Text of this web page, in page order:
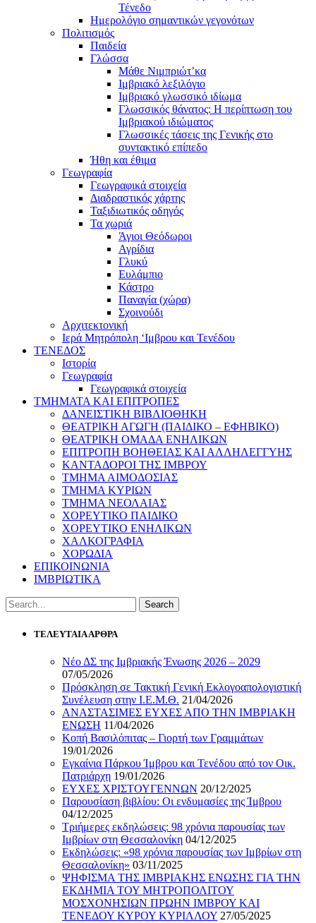
Τένεδο
Ημερολόγιο σημαντικών γεγονότων
Πολιτισμός
Παιδεία
Γλώσσα
Μάθε Νιμπριώτ’κα
Ιμβριακό λεξιλόγιο
Ιμβριακό γλωσσικό ιδίωμα
Γλωσσικός θάνατος: Η περίπτωση του
Ιμβριακού ιδιώματος
Γλωσσικές τάσεις της Γενικής στο
συντακτικό επίπεδο
Ήθη και έθιμα
Γεωγραφία
Γεωγραφικά στοιχεία
Διαδραστικός χάρτης
Ταξιδιωτικός οδηγός
Τα χωριά
Άγιοι Θεόδωροι
Αγρίδια
Γλυκύ
Ευλάμπιο
Κάστρο
Παναγία (χώρα)
Σχοινούδι
Αρχιτεκτονική
Ιερά Μητρόπολη ‘Ιμβρου και Τενέδου
ΤΕΝΕΔΟΣ
Ιστορία
Γεωγραφία
Γεωγραφικά στοιχεία
ΤΜΗΜΑΤΑ ΚΑΙ ΕΠΙΤΡΟΠΕΣ
ΔΑΝΕΙΣΤΙΚΗ ΒΙΒΛΙΟΘΗΚΗ
ΘΕΑΤΡΙΚΗ ΑΓΩΓΗ (ΠΑΙΔΙΚΟ – ΕΦΗΒΙΚΟ)
ΘΕΑΤΡΙΚΗ ΟΜΑΔΑ ΕΝΗΛΙΚΩΝ
ΕΠΙΤΡΟΠΗ ΒΟΗΘΕΙΑΣ ΚΑΙ ΑΛΛΗΛΕΓΓΥΗΣ
ΚΑΝΤΑΔΟΡΟΙ ΤΗΣ ΙΜΒΡΟΥ
ΤΜΗΜΑ ΑΙΜΟΔΟΣΙΑΣ
ΤΜΗΜΑ ΚΥΡΙΩΝ
ΤΜΗΜΑ ΝΕΟΛΑΙΑΣ
ΧΟΡΕΥΤΙΚΟ ΠΑΙΔΙΚΟ
ΧΟΡΕΥΤΙΚΟ ΕΝΗΛΙΚΩΝ
ΧΑΛΚΟΓΡΑΦΙΑ
ΧΟΡΩΔΙΑ
ΕΠΙΚΟΙΝΩΝΙΑ
ΙΜΒΡΙΩΤΙΚΑ
ΤΕΛΕΥΤΑΙΑ ΑΡΘΡΑ
Νέο ΔΣ της Ιμβριακής Ένωσης 2026 – 2029
07/05/2026
Πρόσκληση σε Τακτική Γενική Εκλογοαπολογιστική
Συνέλευση στην Ι.Ε.Μ.Θ. 21/04/2026
ΑΝΑΣΤΑΣΙΜΕΣ ΕΥΧΕΣ ΑΠΟ ΤΗΝ ΙΜΒΡΙΑΚΗ
ΕΝΩΣΗ 11/04/2026
Κοπή Βασιλόπιτας – Γιορτή των Γραμμάτων
19/01/2026
Εγκαίνια Πάρκου Ίμβρου και Τενέδου από τον Οικ.
Πατριάρχη 19/01/2026
ΕΥΧΕΣ ΧΡΙΣΤΟΥΓΕΝΝΩΝ 20/12/2025
Παρουσίαση βιβλίου: Οι ενδυμασίες της Ίμβρου
04/12/2025
Τριήμερες εκδηλώσεις: 98 χρόνια παρουσίας των
Ιμβρίων στη Θεσσαλονίκη 04/12/2025
Εκδηλώσεις: «98 χρόνια παρουσίας των Ιμβρίων στη
Θεσσαλονίκη» 03/11/2025
ΨΗΦΙΣΜΑ ΤΗΣ ΙΜΒΡΙΑΚΗΣ ΕΝΩΣΗΣ ΓΙΑ ΤΗΝ
ΕΚΔΗΜΙΑ ΤΟΥ ΜΗΤΡΟΠΟΛΙΤΟΥ
ΜΟΣΧΟΝΗΣΙΩΝ ΠΡΩΗΝ ΙΜΒΡΟΥ ΚΑΙ
ΤΕΝΕΔΟΥ ΚΥΡΟΥ ΚΥΡΙΛΛΟΥ 27/05/2025